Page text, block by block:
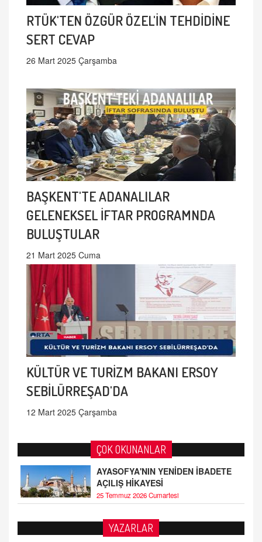
RTÜK'TEN ÖZGÜR ÖZEL'İN TEHDİDİNE
SERT CEVAP
26 Mart 2025 Çarşamba
BAŞKENT'TE ADANALILAR
GELENEKSEL İFTAR PROGRAMNDA
BULUŞTULAR
21 Mart 2025 Cuma
KÜLTÜR VE TURİZM BAKANI ERSOY
SEBİLÜRREŞAD'DA
12 Mart 2025 Çarşamba
ÇOK OKUNANLAR
AYASOFYA'NIN YENİDEN İBADETE
AÇILIŞ HİKAYESİ
25 Temmuz 2026 Cumartesi
YAZARLAR